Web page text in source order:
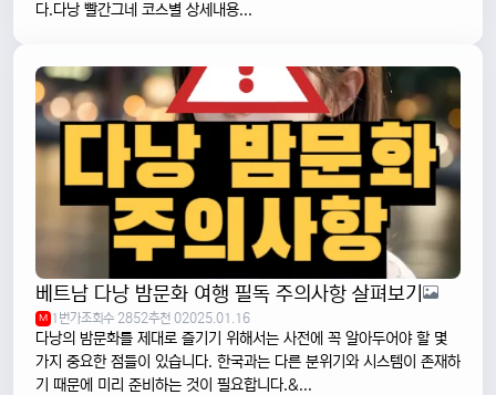
다.다낭 빨간그네 코스별 상세내용...
베트남 다낭 밤문화 여행 필독 주의사항 살펴보기
M 1번가조회수 2852추천 02025.01.16
다낭의 밤문화를 제대로 즐기기 위해서는 사전에 꼭 알아두어야 할 몇
가지 중요한 점들이 있습니다. 한국과는 다른 분위기와 시스템이 존재하
기 때문에 미리 준비하는 것이 필요합니다.&...